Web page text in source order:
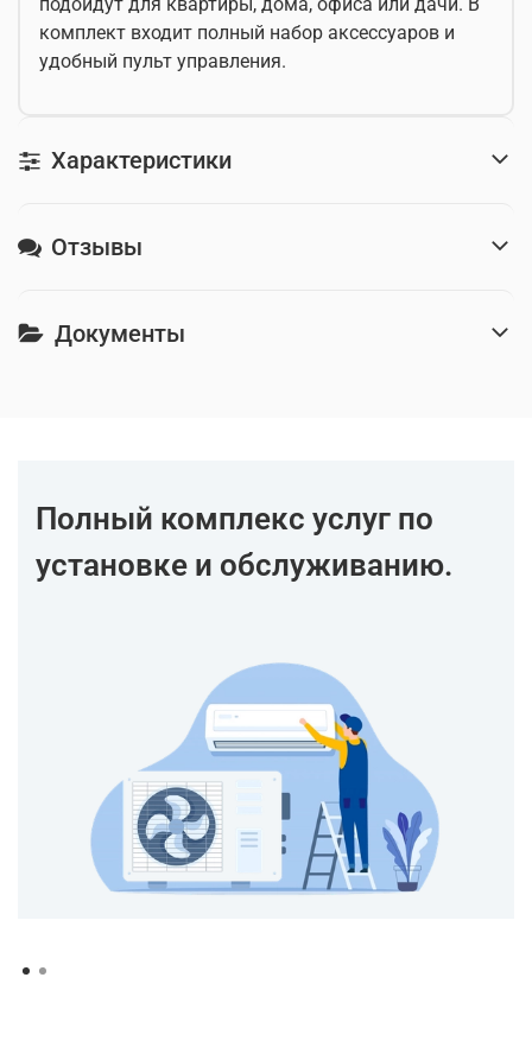
подойдут для квартиры, дома, офиса или дачи. В
комплект входит полный набор аксессуаров и
удобный пульт управления.
Характеристики
Отзывы
Документы
Полный комплекс услуг по
установке и обслуживанию.